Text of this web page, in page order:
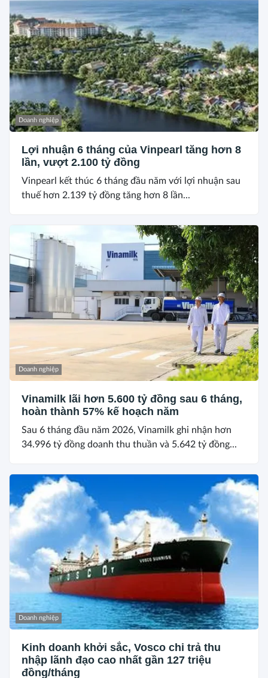
Doanh nghiệp
Lợi nhuận 6 tháng của Vinpearl tăng hơn 8
lần, vượt 2.100 tỷ đồng
Vinpearl kết thúc 6 tháng đầu năm với lợi nhuận sau
thuế hơn 2.139 tỷ đồng tăng hơn 8 lần...
Doanh nghiệp
Vinamilk lãi hơn 5.600 tỷ đồng sau 6 tháng,
hoàn thành 57% kế hoạch năm
Sau 6 tháng đầu năm 2026, Vinamilk ghi nhận hơn
34.996 tỷ đồng doanh thu thuần và 5.642 tỷ đồng...
Doanh nghiệp
Kinh doanh khởi sắc, Vosco chi trả thu
nhập lãnh đạo cao nhất gần 127 triệu
đồng/tháng